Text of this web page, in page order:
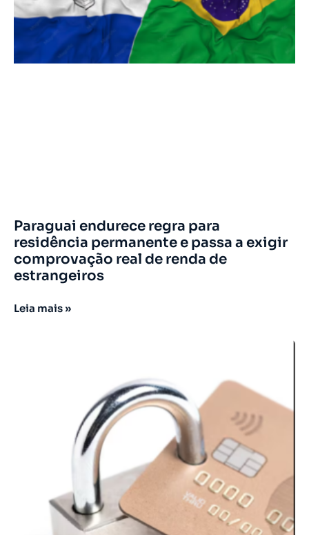
Paraguai endurece regra para
residência permanente e passa a exigir
comprovação real de renda de
estrangeiros
Leia mais »